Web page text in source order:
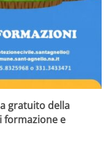
gratuito della
formazione e